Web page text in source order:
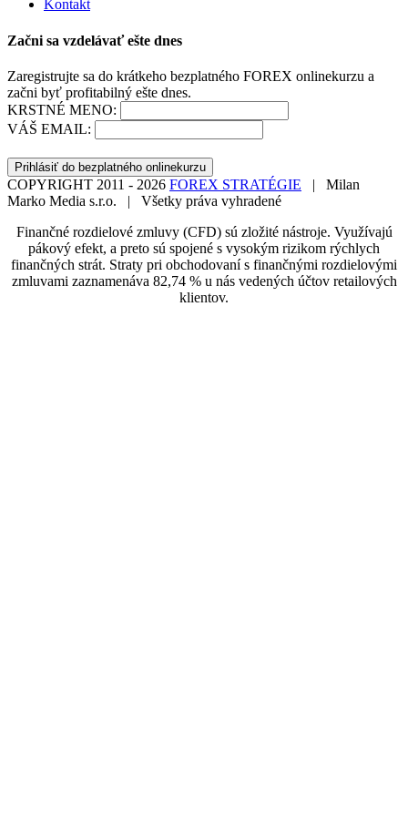
Kontakt
Začni sa vzdelávať ešte dnes
Zaregistrujte sa do krátkeho bezplatného FOREX onlinekurzu a
začni byť profitabilný ešte dnes.
KRSTNÉ MENO:
VÁŠ EMAIL:
Prihlásiť do bezplatného onlinekurzu
COPYRIGHT 2011 - 2026 FOREX STRATÉGIE | Milan
Marko Media s.r.o. | Všetky práva vyhradené
Finančné rozdielové zmluvy (CFD) sú zložité nástroje. Využívajú
pákový efekt, a preto sú spojené s vysokým rizikom rýchlych
finančných strát. Straty pri obchodovaní s finančnými rozdielovými
zmluvami zaznamenáva 82,74 % u nás vedených účtov retailových
klientov.